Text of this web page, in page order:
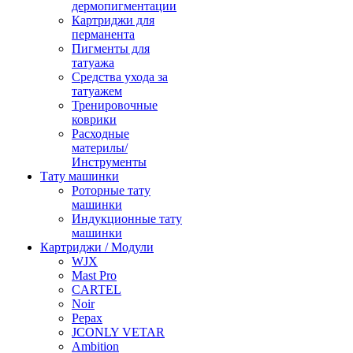
дермопигментации
Картриджи для
перманента
Пигменты для
татуажа
Средства ухода за
татуажем
Тренировочные
коврики
Расходные
материлы/
Инструменты
Тату машинки
Роторные тату
машинки
Индукционные тату
машинки
Картриджи / Модули
WJX
Mast Pro
CARTEL
Noir
Pepax
JCONLY VETAR
Ambition